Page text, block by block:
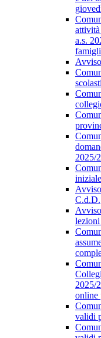
a.s.
2025/
C.d.D.
lezioni
2025/
online
validi